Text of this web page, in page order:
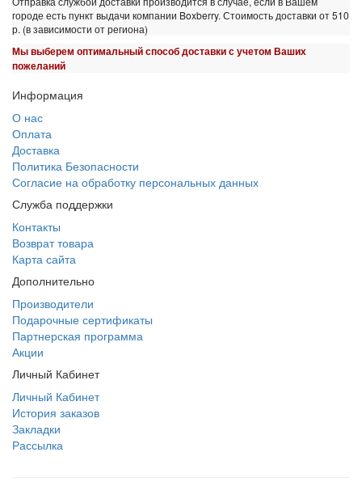
городе есть пункт выдачи компании Boxberry. Стоимость доставки от 510
р. (в зависимости от региона)
Мы выберем оптимальный способ доставки с учетом Ваших
пожеланий
Информация
О нас
Оплата
Доставка
Политика Безопасности
Согласие на обработку персональных данных
Служба поддержки
Контакты
Возврат товара
Карта сайта
Дополнительно
Производители
Подарочные сертификаты
Партнерская программа
Акции
Личный Кабинет
Личный Кабинет
История заказов
Закладки
Рассылка